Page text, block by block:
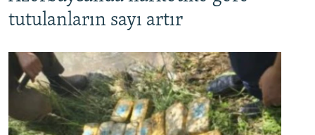
tutulanların sayı artır